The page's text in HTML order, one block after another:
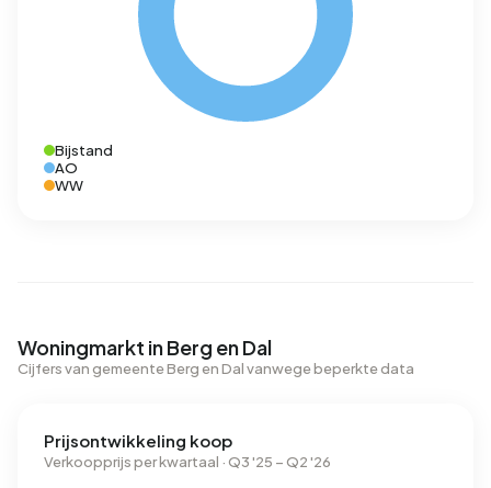
Bijstand
AO
WW
Woningmarkt in Berg en Dal
Cijfers van gemeente Berg en Dal vanwege beperkte data
Prijsontwikkeling koop
Verkoopprijs per kwartaal · Q3 '25 – Q2 '26